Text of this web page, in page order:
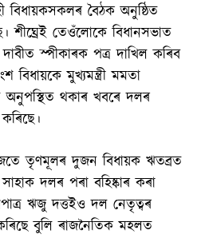
বিধায়কসকলৰ বৈঠক অনুষ্ঠিত
শীঘ্ৰেই তেওঁলোকে বিধানসভাত
স্পীকাৰক পত্ৰ দাখিল কৰিব
বিধায়কে মুখ্যমন্ত্ৰী মমতা
অনুপস্থিত থকাৰ খবৰে দলৰ
তৃণমূলৰ দুজন বিধায়ক ঋতব্ৰত
দলৰ পৰা বহিষ্কাৰ কৰা
ঋজু দত্তইও দল নেতৃত্বৰ
বুলি ৰাজনৈতিক মহলত